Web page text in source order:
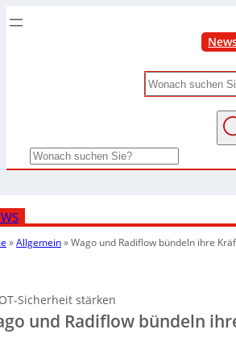
Search
Search
»Allgemein»Wago und Radiflow bündeln ihre
Sicherheit stärken
und Radiflow bündeln